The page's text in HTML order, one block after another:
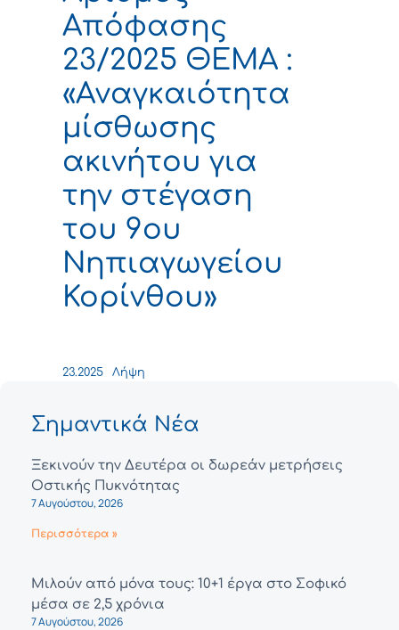
Απόφασης
23/2025 ΘΕΜΑ :
«Αναγκαιότητα
μίσθωσης
ακινήτου για
την στέγαση
του 9ου
Νηπιαγωγείου
Κορίνθου»
23.2025 Λήψη
Σημαντικά Νέα
Ξεκινούν την Δευτέρα οι δωρεάν μετρήσεις
Οστικής Πυκνότητας
7 Αυγούστου, 2026
Περισσότερα »
Μιλούν από μόνα τους: 10+1 έργα στο Σοφικό
μέσα σε 2,5 χρόνια
7 Αυγούστου, 2026